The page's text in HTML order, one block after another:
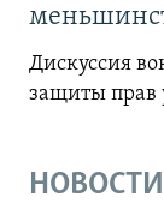
Дискуссия
защиты
НОВОСТИ